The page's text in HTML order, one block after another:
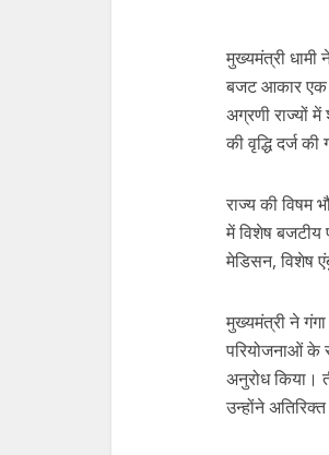
मुख्यमंत्री धामी
बजट आकार एक
अग्रणी राज्यों
की वृद्धि दर्ज
राज्य की विषम
में विशेष बजटीय
मेडिसन, विशेष
मुख्यमंत्री ने
परियोजनाओं के
अनुरोध किया।
उन्होंने